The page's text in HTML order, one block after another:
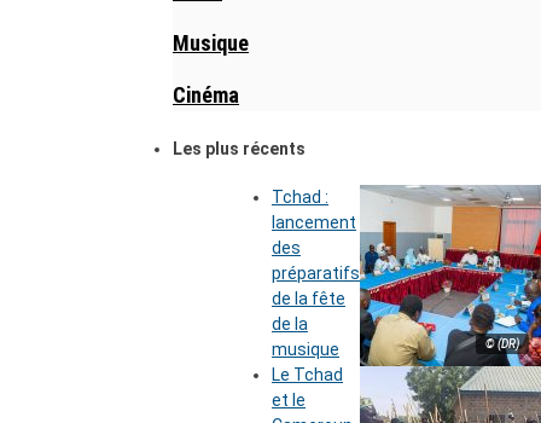
Musique
Cinéma
Les plus récents
© (DR)
Tchad :
lancement
des
préparatifs
de la fête
de la
musique
Le Tchad
et le